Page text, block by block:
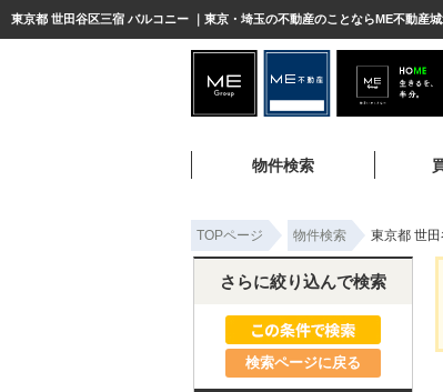
東京都 世田谷区三宿 バルコニー ｜東京・埼玉の不動産のことならME不動産
物件検索
TOPページ 物件検索 東京都 世
さらに絞り込んで検索
検索ページに戻る